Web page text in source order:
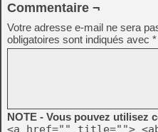
Commentaire ¬
Votre adresse e-mail ne sera
obligatoires sont indiqués avec *
NOTE - Vous pouvez utilisez
<a href="" title="">